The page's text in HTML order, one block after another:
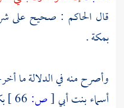
قال الحاكم : صحيح على
بمكة.
وأصرح منه في الدلالة ما
أسماء بنت أبي[ص: